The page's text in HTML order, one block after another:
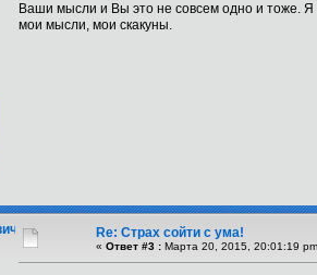
Ваши мысли и Вы это не совсем одно и тоже. Я
мои мысли, мои скакуны.
Re: Страх сойти с ума!
« Ответ #3 : Марта 20, 2015, 20:01:19